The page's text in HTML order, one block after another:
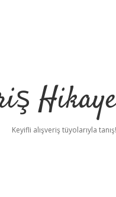
Keyifli alışveriş tüyolarıyla tanış!